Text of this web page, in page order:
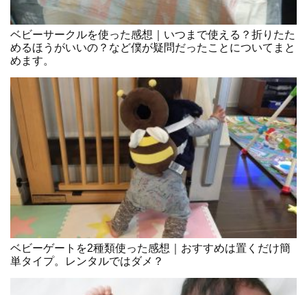
ベビーサークルを使った感想｜いつまで使える？折りたた
めるほうがいいの？など僕が疑問だったことについてまと
めます。
ベビーゲートを2種類使った感想｜おすすめは置くだけ簡
単タイプ。レンタルではダメ？